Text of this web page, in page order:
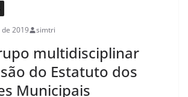
2019 simtri
multidisciplinar
do Estatuto dos
Municipais